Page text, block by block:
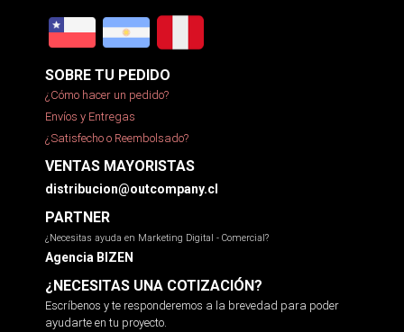
SOBRE TU PEDIDO
¿Cómo hacer un pedido?
Envíos y Entregas
¿Satisfecho o Reembolsado?
VENTAS MAYORISTAS
distribucion@outcompany.cl
PARTNER
¿Necesitas ayuda en Marketing Digital - Comercial?
Agencia BIZEN
¿NECESITAS UNA COTIZACIÓN?
Escríbenos y te responderemos a la brevedad para poder
ayudarte en tu proyecto.